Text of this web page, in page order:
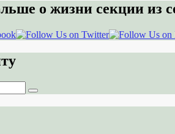
о жизни секции из
Поиск